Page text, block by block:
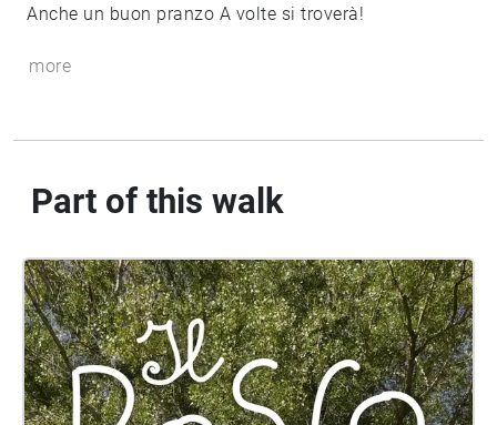
Anche un buon pranzo A volte si troverà!
more
Part of this walk